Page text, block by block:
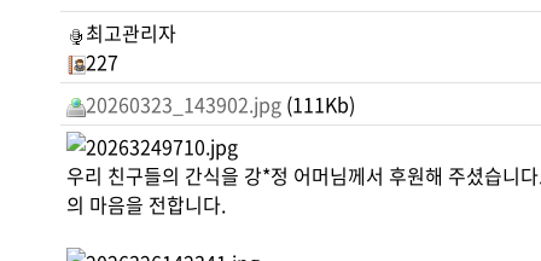
최고관리자
227
20260323_143902.jpg (111Kb)
우리 친구들의 간식을 강*정 어머님께서 후원해 주셨습니
의 마음을 전합니다.